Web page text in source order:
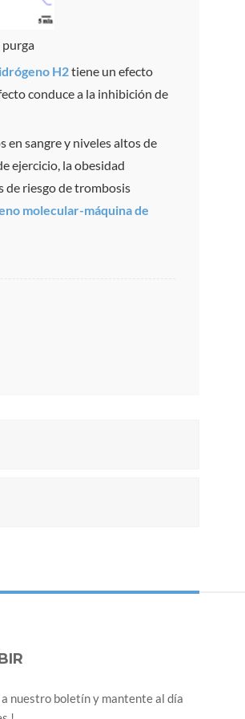
purga
H2tiene un efecto
conduce a la inhibición de
en sangre y niveles altos de
ejercicio, la obesidad
de riesgo de trombosis
molecular-máquina de
nuestro boletín y mantente al día